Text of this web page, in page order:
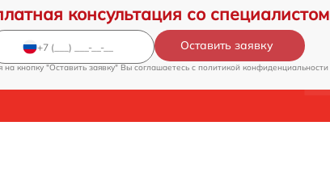
консультация со специалистом
Оставить заявку
кнопку "Оставить заявку" Вы соглашаетесь c политикой конфиденциальности